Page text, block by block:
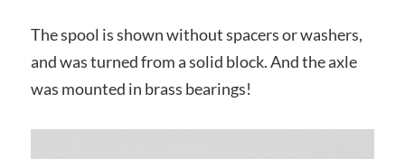
The spool is shown without spacers or washers,
and was turned from a solid block. And the axle
was mounted in brass bearings!